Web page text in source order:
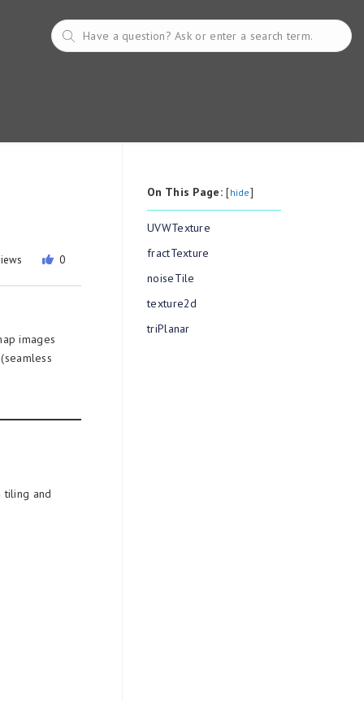
0
images
tiling and
On This Page:[hide]
UVWTexture
fractTexture
noiseTile
texture2d
triPlanar